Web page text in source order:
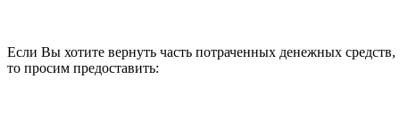
Если Вы хотите вернуть часть потраченных денежных средств,
то просим предоставить: